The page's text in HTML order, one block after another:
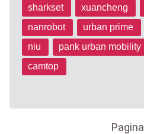
sharkset
xuancheng
nanrobot
urban prime
niu
pank urban mobility
camtop
Pagina